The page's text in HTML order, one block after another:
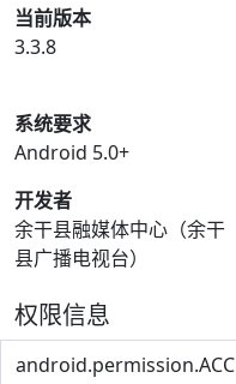
当前版本
3.3.8
系统要求
Android 5.0+
开发者
余干县融媒体中心（余干
县广播电视台）
权限信息
android.permission.ACC